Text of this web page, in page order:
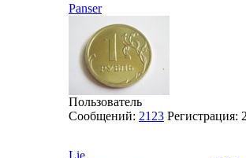
Panser
Пользователь
Сообщений: 2123 Регистрация:
Lie